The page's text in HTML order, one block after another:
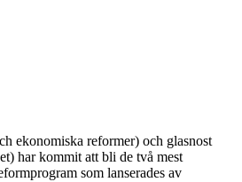
ekonomiska reformer) och glasnost
har kommit att bli de två mest
som lanserades av